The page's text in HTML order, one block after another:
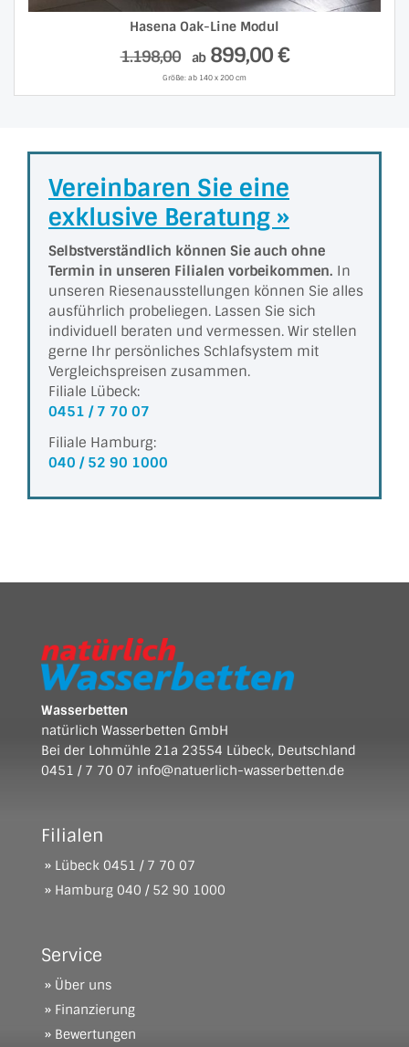
Hasena Oak-Line Modul
1.198,00 ab899,00 €
Größe: ab 140 x 200 cm
Vereinbaren Sie eine
exklusive Beratung »
Selbstverständlich können Sie auch ohne
Termin in unseren Filialen vorbeikommen. In
unseren Riesen­aus­stel­lungen können Sie alles
ausführlich probeliegen. Lassen Sie sich
individuell beraten und vermessen. Wir stellen
gerne Ihr persönliches Schlafsystem mit
Vergleichs­preisen zusammen.
Filiale Lübeck:
0451 / 7 70 07
Filiale Hamburg:
040 / 52 90 1000
Wasserbetten
natürlich Wasserbetten GmbH
Bei der Lohmühle 21a 23554 Lübeck, Deutschland
0451 / 7 70 07 info@natuerlich-wasserbetten.de
Filialen
» Lübeck 0451 / 7 70 07
» Hamburg 040 / 52 90 1000
Service
» Über uns
» Finanzierung
» Bewertungen